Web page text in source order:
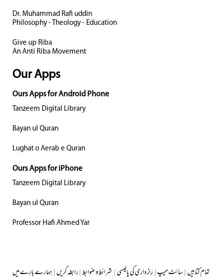
Dr. Muhammad Rafi uddin
Philosophy - Theology - Education
Give up Riba
An Anti Riba Movement
Our Apps
Ours Apps for Android Phone
Tanzeem Digital Library
Bayan ul Quran
Lughat o Aerab e Quran
Ours Apps for iPhone
Tanzeem Digital Library
Bayan ul Quran
Professor Hafi Ahmed Yar
ہمارے بارے میں|رابطہ کریں|شرائط و ضوابط|رازداری کی پالیسی|سائٹ میپ|تمام کتابیں